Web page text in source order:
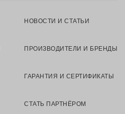
НОВОСТИ И СТАТЬИ
ПРОИЗВОДИТЕЛИ И БРЕНДЫ
ГАРАНТИЯ И СЕРТИФИКАТЫ
СТАТЬ ПАРТНЁРОМ